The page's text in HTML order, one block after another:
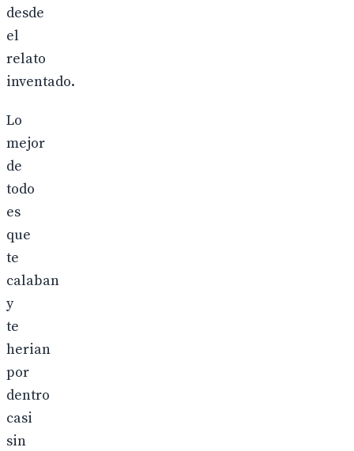
desde
el
relato
inventado.
Lo
mejor
de
todo
es
que
te
calaban
y
te
herian
por
dentro
casi
sin